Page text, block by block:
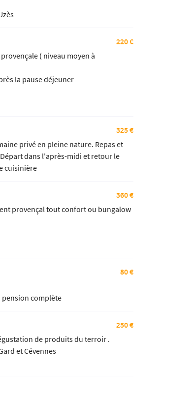
220 €
( niveau moyen à
la pause déjeuner
325 €
privé en pleine nature. Repas et
dans l'après-midi et retour le
cuisinière
360 €
provençal tout confort ou bungalow
80 €
pension complète
250 €
de produits du terroir .
du Gard et Cévennes